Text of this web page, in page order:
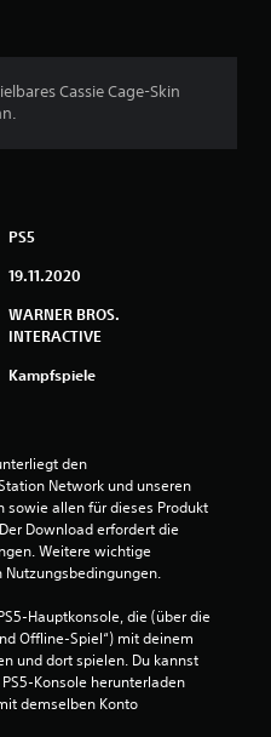
5
3
n
e
n
Cassie Cage-Skin
PS5
19.11.2020
WARNER BROS.
INTERACTIVE
Kampfspiele
den
Network und unseren
allen für dieses Produkt
Download erfordert die
Weitere wichtige
Hauptkonsole, die (über die
Offline-Spiel“) mit deinem
und dort spielen. Du kannst
Konsole herunterladen
demselben Konto